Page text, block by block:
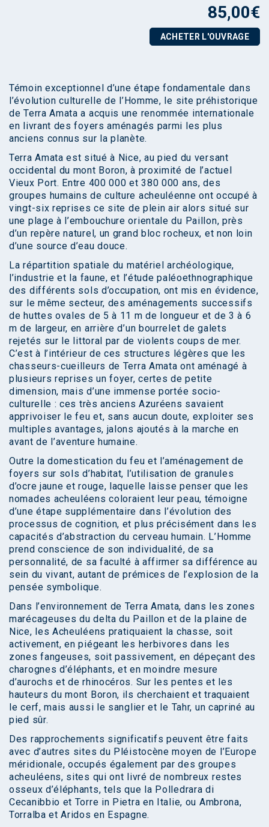
85,00€
ACHETER L'OUVRAGE
Témoin exceptionnel d’une étape fondamentale dans
l’évolution culturelle de l’Homme, le site préhistorique
de Terra Amata a acquis une renommée internationale
en livrant des foyers aménagés parmi les plus
anciens connus sur la planète.
Terra Amata est situé à Nice, au pied du versant
occidental du mont Boron, à proximité de l’actuel
Vieux Port. Entre 400 000 et 380 000 ans, des
groupes humains de culture acheuléenne ont occupé à
vingt-six reprises ce site de plein air alors situé sur
une plage à l’embouchure orientale du Paillon, près
d’un repère naturel, un grand bloc rocheux, et non loin
d’une source d’eau douce.
La répartition spatiale du matériel archéologique,
l’industrie et la faune, et l’étude paléoethnographique
des différents sols d’occupation, ont mis en évidence,
sur le même secteur, des aménagements successifs
de huttes ovales de 5 à 11 m de longueur et de 3 à 6
m de largeur, en arrière d’un bourrelet de galets
rejetés sur le littoral par de violents coups de mer.
C’est à l’intérieur de ces structures légères que les
chasseurs-cueilleurs de Terra Amata ont aménagé à
plusieurs reprises un foyer, certes de petite
dimension, mais d’une immense portée socio-
culturelle : ces très anciens Azuréens savaient
apprivoiser le feu et, sans aucun doute, exploiter ses
multiples avantages, jalons ajoutés à la marche en
avant de l’aventure humaine.
Outre la domestication du feu et l’aménagement de
foyers sur sols d’habitat, l’utilisation de granules
d’ocre jaune et rouge, laquelle laisse penser que les
nomades acheuléens coloraient leur peau, témoigne
d’une étape supplémentaire dans l’évolution des
processus de cognition, et plus précisément dans les
capacités d’abstraction du cerveau humain. L’Homme
prend conscience de son individualité, de sa
personnalité, de sa faculté à affirmer sa différence au
sein du vivant, autant de prémices de l’explosion de la
pensée symbolique.
Dans l’environnement de Terra Amata, dans les zones
marécageuses du delta du Paillon et de la plaine de
Nice, les Acheuléens pratiquaient la chasse, soit
activement, en piégeant les herbivores dans les
zones fangeuses, soit passivement, en dépeçant des
charognes d’éléphants, et en moindre mesure
d’aurochs et de rhinocéros. Sur les pentes et les
hauteurs du mont Boron, ils cherchaient et traquaient
le cerf, mais aussi le sanglier et le Tahr, un capriné au
pied sûr.
Des rapprochements significatifs peuvent être faits
avec d’autres sites du Pléistocène moyen de l’Europe
méridionale, occupés également par des groupes
acheuléens, sites qui ont livré de nombreux restes
osseux d’éléphants, tels que la Polledrara di
Cecanibbio et Torre in Pietra en Italie, ou Ambrona,
Torralba et Aridos en Espagne.